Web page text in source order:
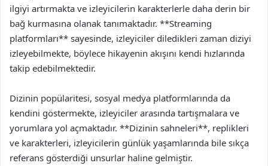
ilgiyi artırmakta ve izleyicilerin karakterlerle daha derin bir
bağ kurmasına olanak tanımaktadır. **Streaming
platformları** sayesinde, izleyiciler diledikleri zaman diziyi
izleyebilmekte, böylece hikayenin akışını kendi hızlarında
takip edebilmektedir.
Dizinin popülaritesi, sosyal medya platformlarında da
kendini göstermekte, izleyiciler arasında tartışmalara ve
yorumlara yol açmaktadır. **Dizinin sahneleri**, replikleri
ve karakterleri, izleyicilerin günlük yaşamlarında bile sıkça
referans gösterdiği unsurlar haline gelmiştir.